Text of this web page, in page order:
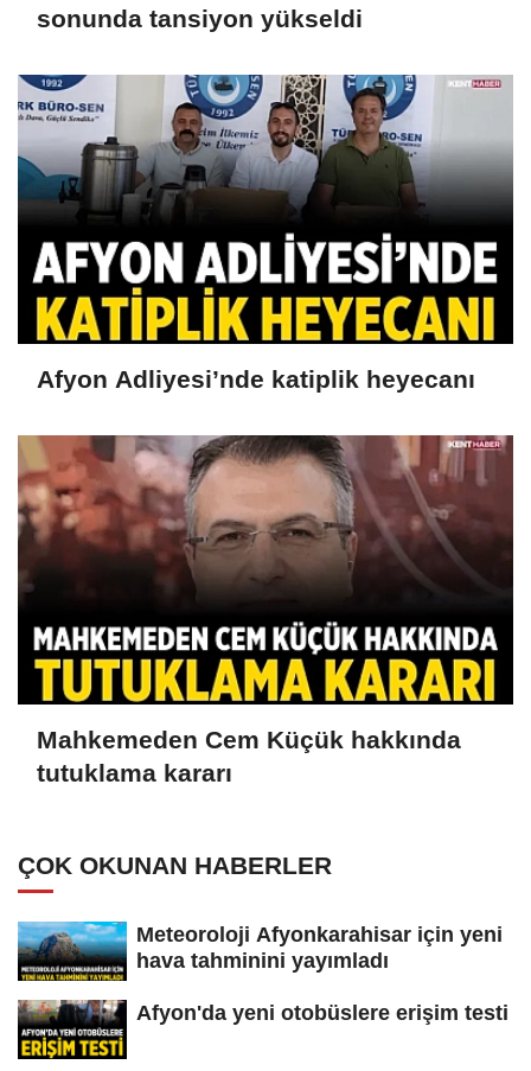
sonunda tansiyon yükseldi
Afyon Adliyesi’nde katiplik heyecanı
Mahkemeden Cem Küçük hakkında
tutuklama kararı
ÇOK OKUNAN HABERLER
Meteoroloji Afyonkarahisar için yeni
hava tahminini yayımladı
Afyon'da yeni otobüslere erişim testi